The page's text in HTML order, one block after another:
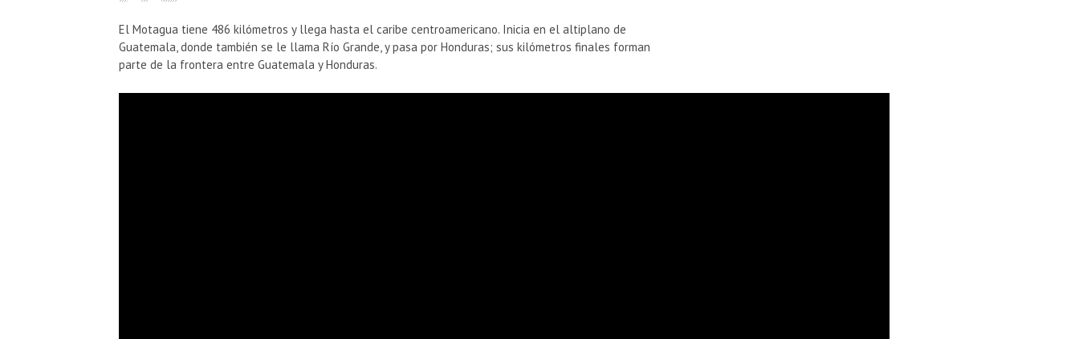
El Motagua tiene 486 kilómetros y llega hasta el caribe centroamericano. Inicia en el altiplano de
Guatemala, donde también se le llama Río Grande, y pasa por Honduras; sus kilómetros finales forman
parte de la frontera entre Guatemala y Honduras.